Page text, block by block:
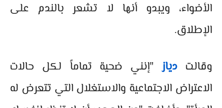
الأضواء، ويبدو أنها لا تشعر بالندم على
الإطلاق.
وقالتدياز "إنني ضحية تماماً لكل حالات
الاعتراض الاجتماعية والاستغلال التي تتعرض له